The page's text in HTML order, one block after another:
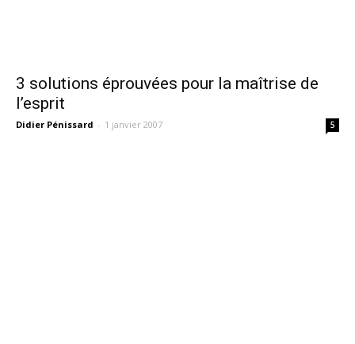
3 solutions éprouvées pour la maîtrise de
l’esprit
Didier Pénissard - 1 janvier 2007 5